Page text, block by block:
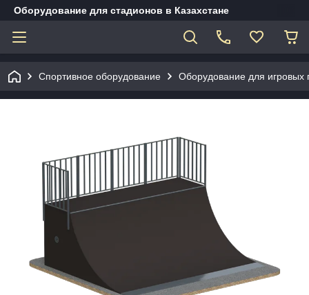
Оборудование для стадионов в Казахстане
Спортивное оборудование Оборудование для игровых